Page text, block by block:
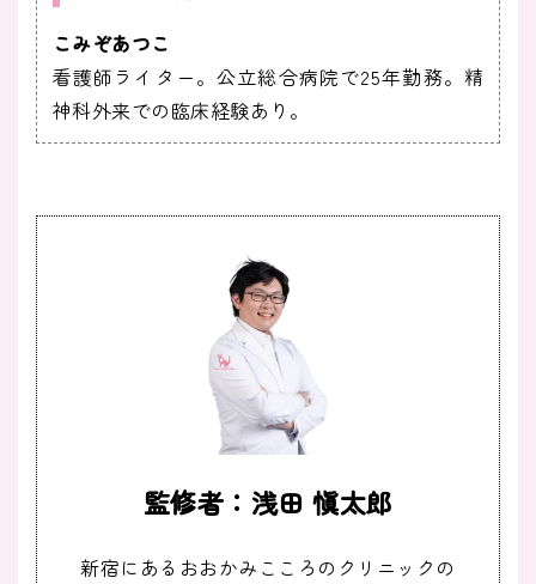
こみぞあつこ
看護師ライター。公立総合病院で25年勤務。精
神科外来での臨床経験あり。
監修者：浅田 愼太郎
新宿にあるおおかみこころのクリニックの